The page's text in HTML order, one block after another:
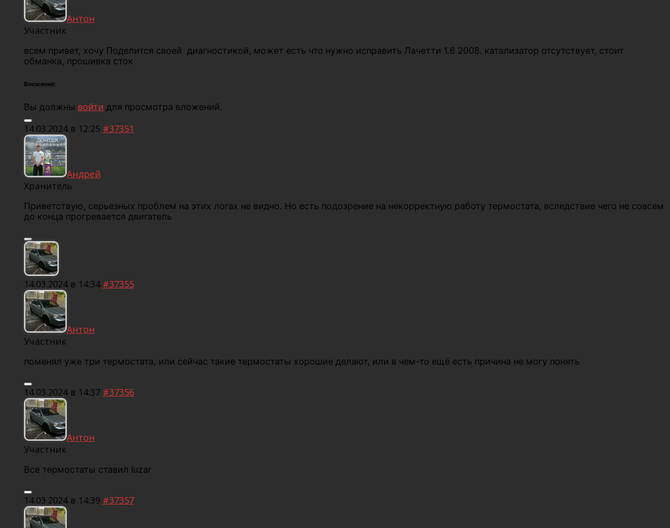
Антон
Участник
всем привет, хочу Поделится своей диагностикой, может есть что нужно исправить Лачетти 1.6 2008. катализатор отсутствует, стоит
обманка, прошивка сток
Вложения:
Вы должны войти для просмотра вложений.
14.03.2024 в 12:25 #37351
Андрей
Хранитель
Приветствую, серьезных проблем на этих логах не видно. Но есть подозрение на некорректную работу термостата, вследствие чего не совсем
до конца прогревается двигатель
14.03.2024 в 14:34 #37355
Антон
Участник
поменял уже три термостата, или сейчас такие термостаты хорошие делают, или в чем-то ещё есть причина не могу понять
14.03.2024 в 14:37 #37356
Антон
Участник
Все термостаты ставил luzar
14.03.2024 в 14:39 #37357